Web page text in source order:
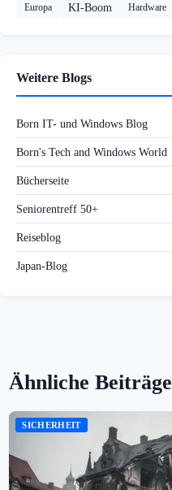
Europa
KI-Boom Hardware
Weitere Blogs
Born IT- und Windows Blog
Born's Tech and Windows World
Bücherseite
Seniorentreff 50+
Reiseblog
Japan-Blog
Ähnliche Beiträge
SICHERHEIT